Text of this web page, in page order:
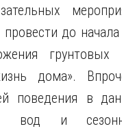
до начала
грунтовых
дома».
поведения в
вод и